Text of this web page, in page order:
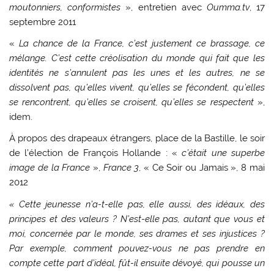
moutonniers, conformistes », entretien avec Oumma.tv, 17
septembre 2011
«La chance de la France, c’est justement ce brassage, ce
mélange. C’est cette créolisation du monde qui fait que les
identités ne s’annulent pas les unes et les autres, ne se
dissolvent pas, qu’elles vivent, qu’elles se fécondent, qu’elles
se rencontrent, qu’elles se croisent, qu’elles se respectent »,
idem.
À propos des drapeaux étrangers, place de la Bastille, le soir
de l’élection de François Hollande : «c’était une superbe
image de la France », France 3, « Ce Soir ou Jamais », 8 mai
2012
« Cette jeunesse n’a-t-elle pas, elle aussi, des idéaux, des
principes et des valeurs ? N’est-elle pas, autant que vous et
moi, concernée par le monde, ses drames et ses injustices ?
Par exemple, comment pouvez-vous ne pas prendre en
compte cette part d’idéal, fût-il ensuite dévoyé, qui pousse un